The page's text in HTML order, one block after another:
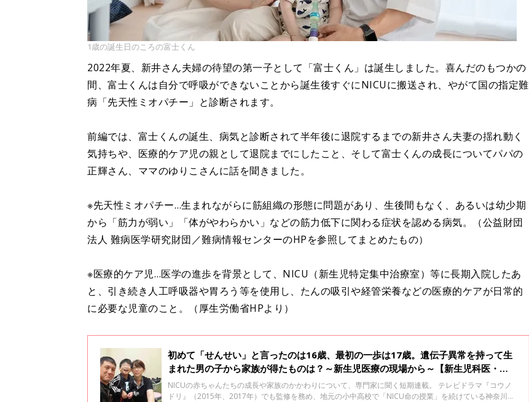
1歳の誕生日のころの富士くん
2022年夏、新井さん夫婦の待望の第一子として「富士くん」は誕生しました。喜んだのもつかの
間、富士くんは自分で呼吸ができないことから誕生後すぐにNICUに搬送され、やがて国の指定難
病「先天性ミオパチー」と診断されます。
前編では、富士くんの誕生、病気と診断されて半年後に退院するまでの新井さん夫妻の揺れ動く
気持ちや、医療的ケア児の親として退院までにしたこと、そして富士くんの成長についてパパの
正輝さん、ママのゆりこさんに話を聞きました。
※先天性ミオパチー…生まれながらに筋組織の形態に問題があり、生後間もなく、あるいは幼少期
から「筋力が弱い」「体がやわらかい」などの筋力低下に関わる症状を認める病気。（公益財団
法人 難病医学研究財団／難病情報センターのHPを参照してまとめたもの）
※医療的ケア児…医学の進歩を背景として、NICU（新生児特定集中治療室）等に長期入院したあ
と、引き続き人工呼吸器や胃ろう等を使用し、たんの吸引や経管栄養などの医療的ケアが日常的
に必要な児童のこと。（厚生労働省HPより）
初めて「せんせい」と言ったのは16歳、最初の一歩は17歳。遺伝子異常を持って生
まれた男の子から家族が得たものは？～新生児医療の現場から～【新生児科医・豊
島勝昭】
NICUの赤ちゃんたちの成長や家族のかかわりについて、専門家に聞く短期連載。 テレビドラマ『コウノ
ドリ』（2015年、2017年）でも監修を務め、地元の小中高校で「NICU命の授業」を続けている神奈川県